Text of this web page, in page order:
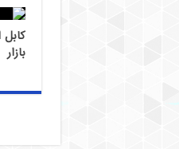
بازار